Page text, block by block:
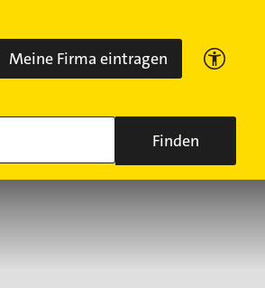
Meine Firma eintragen
Finden